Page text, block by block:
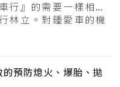
行』的需要一樣相當
林立。對鍾愛車的機